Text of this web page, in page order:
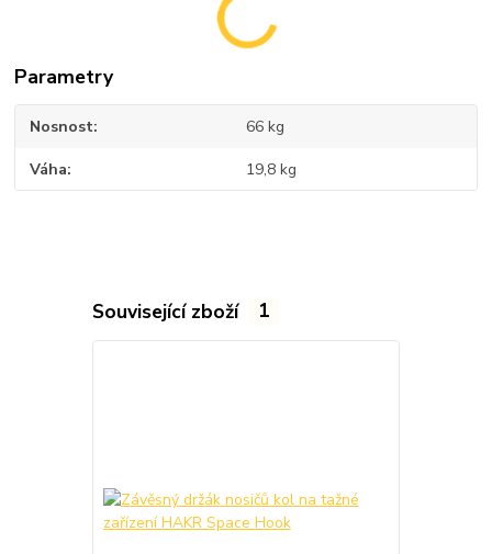
Parametry
Nosnost 66 kg
Váha 19,8 kg
Související zboží 1